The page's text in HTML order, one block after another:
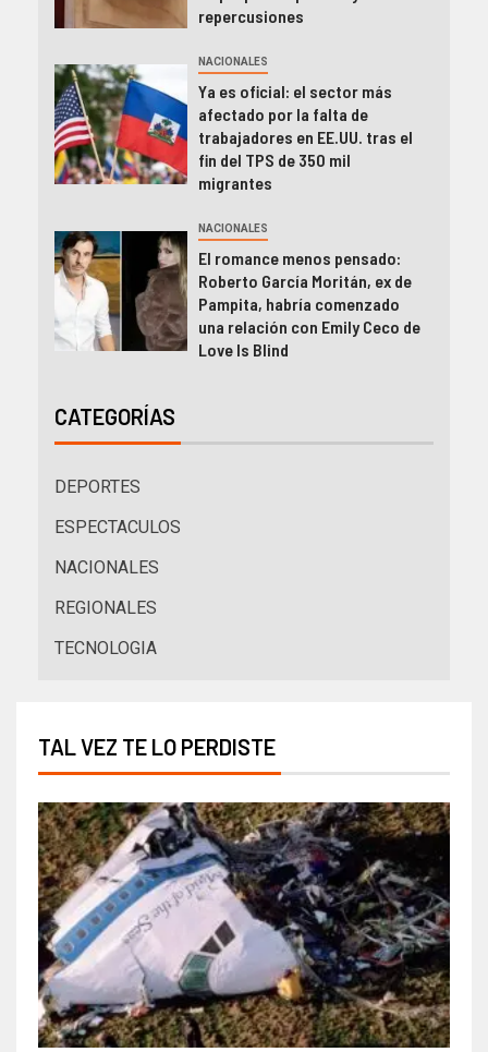
repercusiones
NACIONALES
Ya es oficial: el sector más
afectado por la falta de
trabajadores en EE.UU. tras el
fin del TPS de 350 mil
migrantes
NACIONALES
El romance menos pensado:
Roberto García Moritán, ex de
Pampita, habría comenzado
una relación con Emily Ceco de
Love Is Blind
CATEGORÍAS
DEPORTES
ESPECTACULOS
NACIONALES
REGIONALES
TECNOLOGIA
TAL VEZ TE LO PERDISTE